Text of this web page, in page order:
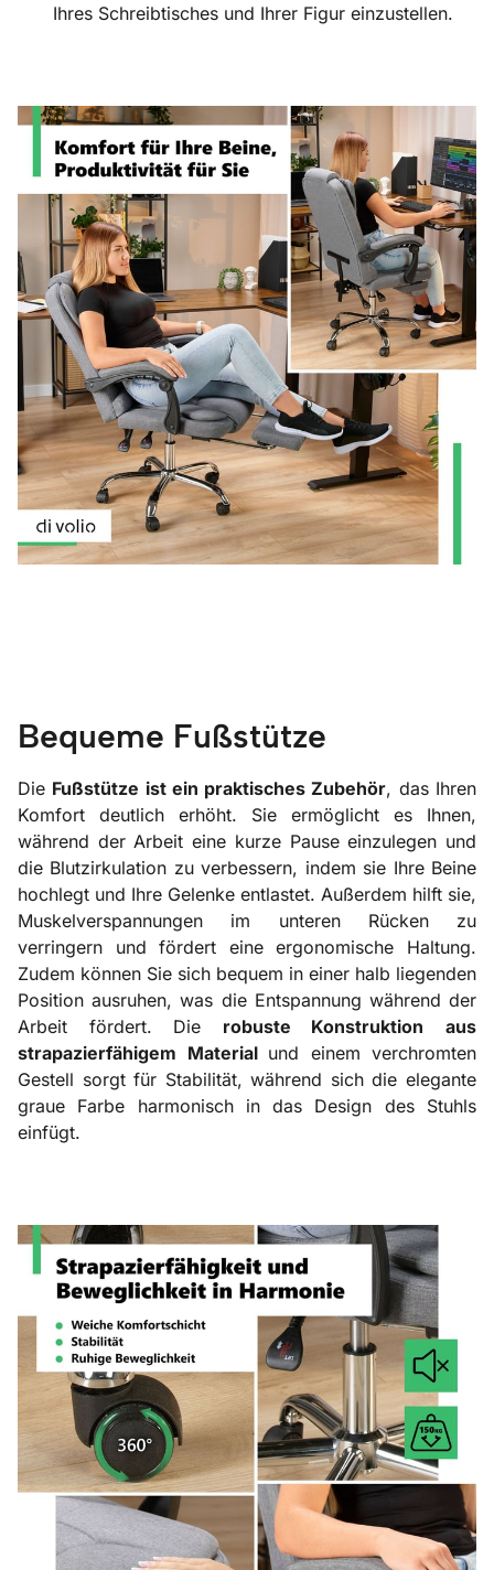
Ihres Schreibtisches und Ihrer Figur einzustellen.
Bequeme Fußstütze
Die Fußstütze ist ein praktisches Zubehör, das Ihren
Komfort deutlich erhöht. Sie ermöglicht es Ihnen,
während der Arbeit eine kurze Pause einzulegen und
die Blutzirkulation zu verbessern, indem sie Ihre Beine
hochlegt und Ihre Gelenke entlastet. Außerdem hilft sie,
Muskelverspannungen im unteren Rücken zu
verringern und fördert eine ergonomische Haltung.
Zudem können Sie sich bequem in einer halb liegenden
Position ausruhen, was die Entspannung während der
Arbeit fördert. Die robuste Konstruktion
aus
strapazierfähigem Material und einem verchromten
Gestell sorgt für Stabilität, während sich die elegante
graue Farbe harmonisch in das Design des Stuhls
einfügt.